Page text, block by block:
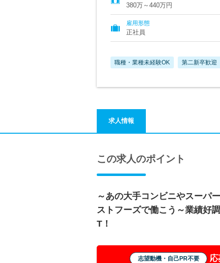
380万～440万円
雇用形態
正社員
職種・業種未経験OK 第二新卒歓迎
求人情報
この求人のポイント
～あの大手コンビニやスーパ
ストフーズで働こう～業績好
T！
志望動機・自己PR不要